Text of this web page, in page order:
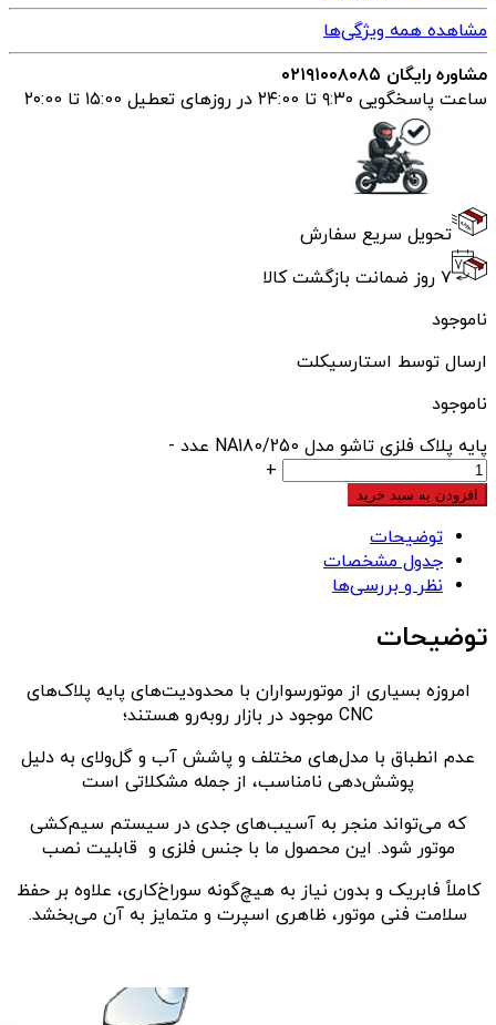
مشاهده همه ویژگی‌ها
مشاوره رایگان ۰۲۱۹۱۰۰۸۰۸۵
ساعت پاسخگویی ۹:۳۰ تا ۲۴:00 در روزهای تعطیل ۱۵:00 تا ۲۰:00
تحویل سریع سفارش
۷ روز ضمانت بازگشت کالا
ناموجود
ارسال توسط استارسیکلت
ناموجود
پایه پلاک فلزی تاشو مدل NA180/250 عدد
-
+
افزودن به سبد خرید
توضیحات
جدول مشخصات
نظر و بررسی‌ها
توضیحات
امروزه بسیاری از موتورسواران با محدودیت‌های پایه پلاک‌های
CNC موجود در بازار روبه‌رو هستند؛
عدم انطباق با مدل‌های مختلف و پاشش آب و گل‌ولای به دلیل
پوشش‌دهی نامناسب، از جمله مشکلاتی است
که می‌تواند منجر به آسیب‌های جدی در سیستم سیم‌کشی
موتور شود. این محصول ما با جنس فلزی و قابلیت نصب
کاملاً فابریک و بدون نیاز به هیچ‌گونه سوراخ‌کاری، علاوه بر حفظ
سلامت فنی موتور، ظاهری اسپرت و متمایز به آن می‌بخشد.